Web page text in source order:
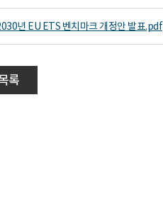
년 EU ETS 벤치마크 개정안 발표.pdf
록